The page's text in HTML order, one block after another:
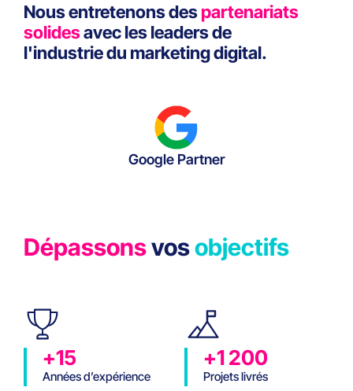
Nous entretenons despartenariats
solidesavec les leaders de
l'industrie du marketing digital.
Google Partner
Dépassonsvosobjectifs
+15
Années d’expérience
+1 200
Projets livrés